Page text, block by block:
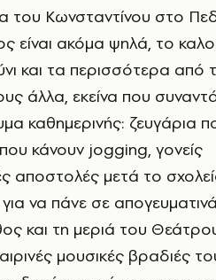
είναι ακόμα ψηλά, το
και τα περισσότερα από
άλλα, εκείνα που
καθημερινής: ζευγάρια
κάνουν jogging, γονείς
αποστολές μετά το
να πάνε σε απογευματινά
και τη μεριά του
μουσικές βραδιές